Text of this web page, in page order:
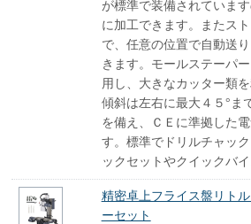
が標準で装備されていま
に加工できます。またス
で、任意の位置で自動送
きます。モールステーパ
用し、大きなカッター類
傾斜は左右に最大４５°ま
を備え、ＣＥに準拠した
す。標準でドリルチャッ
ックセットやクイックバ
精密卓上フライス盤リト
ーセット